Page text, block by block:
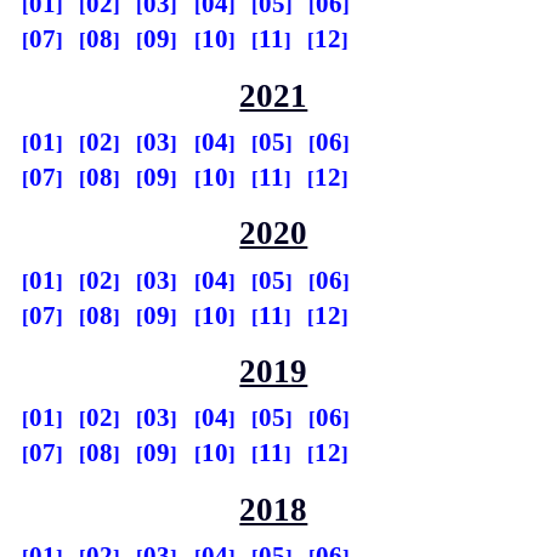
07
08 09 10 11 12
2021
01 02 03 04 05
06
07
08 09 10 11 12
2020
01 02 03 04 05
06
07
08 09 10 11 12
2019
01 02 03 04 05
06
07
08 09 10 11 12
2018